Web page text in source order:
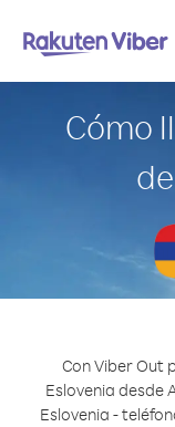
Cómo
Con Viber Out
Eslovenia desde
Eslovenia -